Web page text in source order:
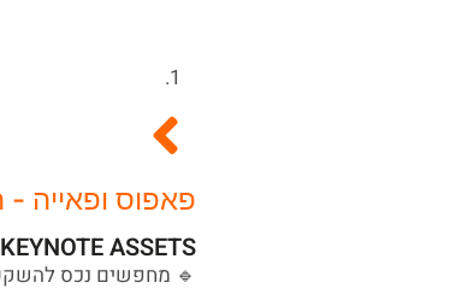
פאפוס ופאייה
KEYNOTE ASSETS – ההשקעה שלכם בידיים טובות
🔹 מחפשים נכס